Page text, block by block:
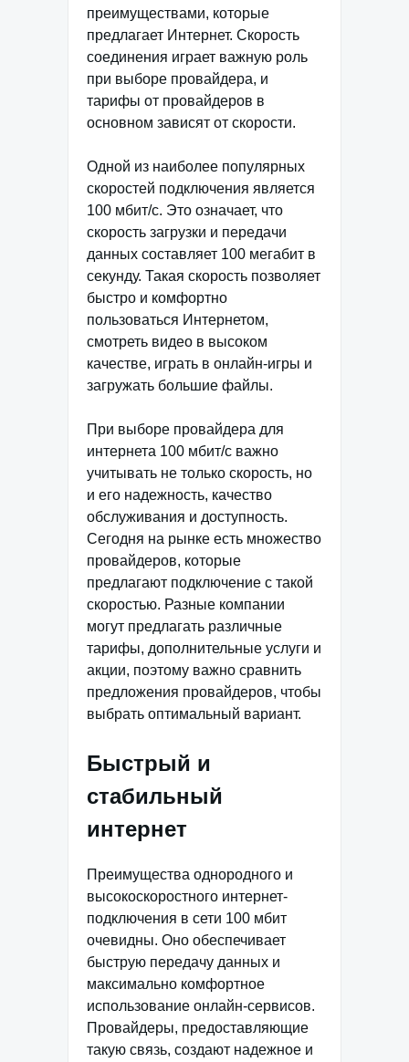
преимуществами, которые
предлагает Интернет. Скорость
соединения играет важную роль
при выборе провайдера, и
тарифы от провайдеров в
основном зависят от скорости.
Одной из наиболее популярных
скоростей подключения является
100 мбит/с. Это означает, что
скорость загрузки и передачи
данных составляет 100 мегабит в
секунду. Такая скорость позволяет
быстро и комфортно
пользоваться Интернетом,
смотреть видео в высоком
качестве, играть в онлайн-игры и
загружать большие файлы.
При выборе провайдера для
интернета 100 мбит/с важно
учитывать не только скорость, но
и его надежность, качество
обслуживания и доступность.
Сегодня на рынке есть множество
провайдеров, которые
предлагают подключение с такой
скоростью. Разные компании
могут предлагать различные
тарифы, дополнительные услуги и
акции, поэтому важно сравнить
предложения провайдеров, чтобы
выбрать оптимальный вариант.
Быстрый и
стабильный
интернет
Преимущества однородного и
высокоскоростного интернет-
подключения в сети 100 мбит
очевидны. Оно обеспечивает
быструю передачу данных и
максимально комфортное
использование онлайн-сервисов.
Провайдеры, предоставляющие
такую связь, создают надежное и